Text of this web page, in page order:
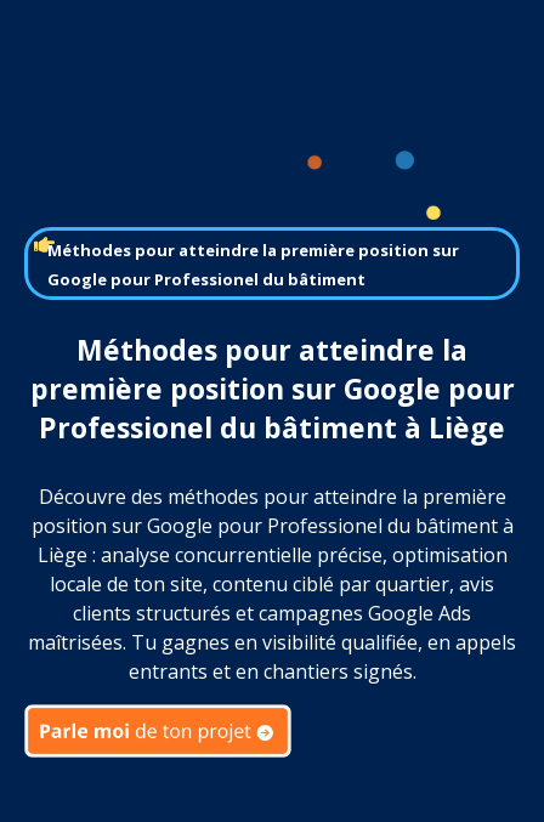
Méthodes pour atteindre la première position sur
Google pour Professionel du bâtiment
Méthodes pour atteindre la
première position sur Google pour
Professionel du bâtiment à Liège
Découvre des méthodes pour atteindre la première
position sur Google pour Professionel du bâtiment à
Liège : analyse concurrentielle précise, optimisation
locale de ton site, contenu ciblé par quartier, avis
clients structurés et campagnes Google Ads
maîtrisées. Tu gagnes en visibilité qualifiée, en appels
entrants et en chantiers signés.